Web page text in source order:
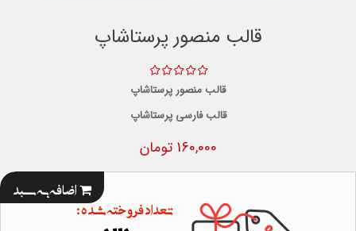
قالب منصور پرستاشاپ
قالب منصور پرستاشاپ
قالب فارسی پرستاشاپ
160,000 تومان
اضافه به سبد
تعداد فروخته شده :